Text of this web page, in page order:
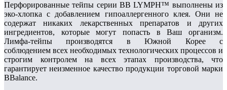
Перфорированные тейпы серии BB LYMPH™ выполнены из
эко-хлопка с добавлением гипоаллергенного клея. Они не
содержат никаких лекарственных препаратов и других
ингредиентов, которые могут попасть в Ваш организм.
Лимфа-тейпы производятся в Южной Корее с
соблюдением всех необходимых технологических процессов и
строгим контролем на всех этапах производства, что
гарантирует неизменное качество продукции торговой марки
BBalance.